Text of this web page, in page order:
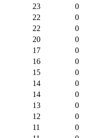
23
0
22
0
22
0
20
0
17
0
16
0
15
0
14
0
14
0
13
0
12
0
11
0